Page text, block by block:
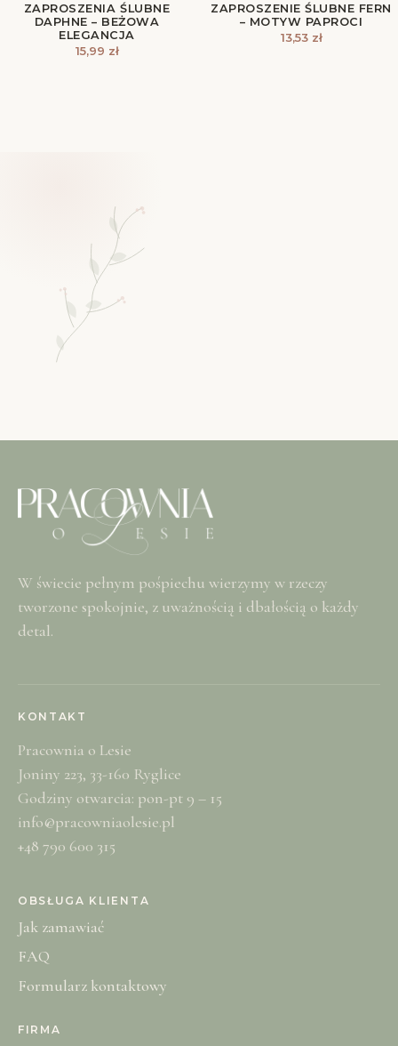
ZAPROSZENIA ŚLUBNE
DAPHNE – BEŻOWA
ELEGANCJA
15,99 zł
ZAPROSZENIE ŚLUBNE FERN
– MOTYW PAPROCI
13,53 zł
W świecie pełnym pośpiechu wierzymy w rzeczy
tworzone spokojnie, z uważnością i dbałością o każdy
detal.
KONTAKT
Pracownia o Lesie
Joniny 223, 33-160 Ryglice
Godziny otwarcia: pon-pt 9 – 15
info@pracowniaolesie.pl
+48 790 600 315
OBSŁUGA KLIENTA
Jak zamawiać
FAQ
Formularz kontaktowy
FIRMA